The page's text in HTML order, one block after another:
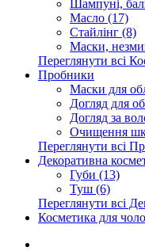
Шампуні,
Масло (17)
Стайлінг (8)
Маски,
Переглянути всі
Пробники
Маски для
Догляд для
Догляд за
Очищення
Переглянути всі
Декоративна
Губи (13)
Туш (6)
Переглянути всі
Косметика для